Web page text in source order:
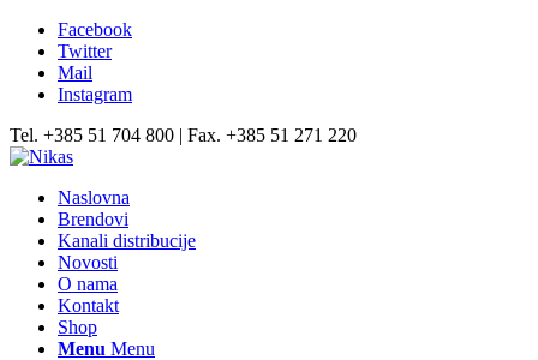
Facebook
Twitter
Mail
Instagram
Tel. +385 51 704 800 | Fax. +385 51 271 220
Naslovna
Brendovi
Kanali distribucije
Novosti
O nama
Kontakt
Shop
Menu Menu